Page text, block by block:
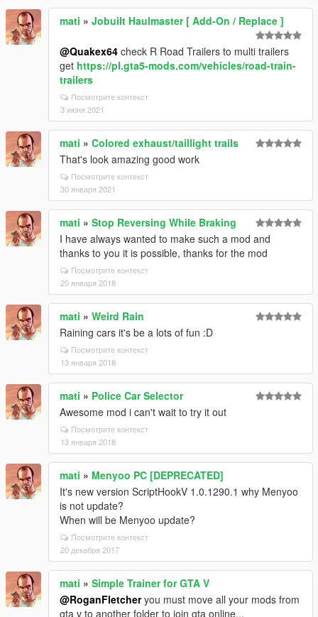
mati » Jobuilt Haulmaster [ Add-On / Replace ]
@Quakex64 check R Road Trailers to multi trailers
get https://pl.gta5-mods.com/vehicles/road-train-
trailers
Посмотрите контекст
3 июня 2021
mati » Colored exhaust/taillight trails
That's look amazing good work
Посмотрите контекст
30 января 2021
mati » Stop Reversing While Braking
I have always wanted to make such a mod and
thanks to you it is possible, thanks for the mod
Посмотрите контекст
20 января 2018
mati » Weird Rain
Raining cars it's be a lots of fun :D
Посмотрите контекст
13 января 2018
mati » Police Car Selector
Awesome mod i can't wait to try it out
Посмотрите контекст
13 января 2018
mati » Menyoo PC [DEPRECATED]
It's new version ScriptHookV 1.0.1290.1 why Menyoo
is not update?
When will be Menyoo update?
Посмотрите контекст
20 декабря 2017
mati » Simple Trainer for GTA V
@RoganFletcheryou must move all your mods from
gta v to another folder to join gta online...